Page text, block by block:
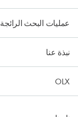
عمليات البحث الرائجة
نبذة عنا
OLX